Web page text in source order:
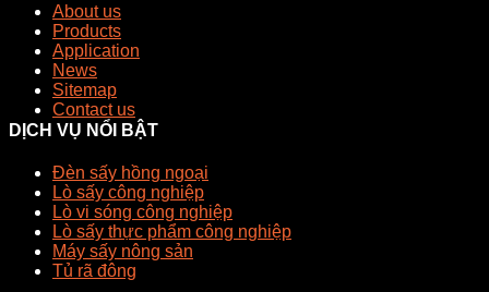
About us
Products
Application
News
Sitemap
Contact us
DỊCH VỤ NỔI BẬT
Đèn sấy hồng ngoại
Lò sấy công nghiệp
Lò vi sóng công nghiệp
Lò sấy thực phẩm công nghiệp
Máy sấy nông sản
Tủ rã đông